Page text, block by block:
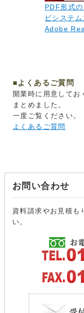
PDF形式
ビシステ
Adobe
■よくあるご質問
開業時に用意してお
まとめました。
一度ご覧ください。
よくあるご質問
お問い合わせ
資料請求やお見積も
い。